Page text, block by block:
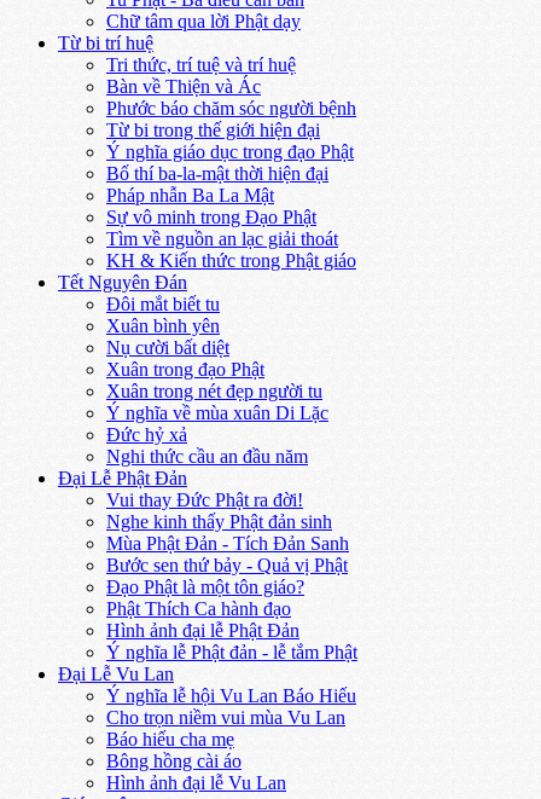
Chữ tâm qua lời Phật dạy
Từ bi trí huệ
Tri thức, trí tuệ và trí huệ
Bàn về Thiện và Ác
Phước báo chăm sóc người bệnh
Từ bi trong thế giới hiện đại
Ý nghĩa giáo dục trong đạo Phật
Bố thí ba-la-mật thời hiện đại
Pháp nhẫn Ba La Mật
Sự vô minh trong Đạo Phật
Tìm về nguồn an lạc giải thoát
KH & Kiến thức trong Phật giáo
Tết Nguyên Đán
Đôi mắt biết tu
Xuân bình yên
Nụ cười bất diệt
Xuân trong đạo Phật
Xuân trong nét đẹp người tu
Ý nghĩa về mùa xuân Di Lặc
Đức hỷ xả
Nghi thức cầu an đầu năm
Đại Lễ Phật Đản
Vui thay Đức Phật ra đời!
Nghe kinh thấy Phật đản sinh
Mùa Phật Đản - Tích Đản Sanh
Bước sen thứ bảy - Quả vị Phật
Đạo Phật là một tôn giáo?
Phật Thích Ca hành đạo
Hình ảnh đại lễ Phật Đản
Ý nghĩa lễ Phật đản - lễ tắm Phật
Đại Lễ Vu Lan
Ý nghĩa lễ hội Vu Lan Báo Hiếu
Cho trọn niềm vui mùa Vu Lan
Báo hiếu cha mẹ
Bông hồng cài áo
Hình ảnh đại lễ Vu Lan